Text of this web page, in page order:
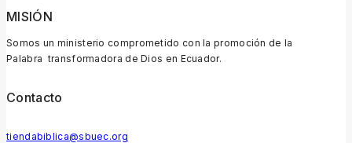
MISIÓN
Somos un ministerio comprometido con la promoción de la
Palabra transformadora de Dios en Ecuador.
Contacto
tiendabiblica@sbuec.org